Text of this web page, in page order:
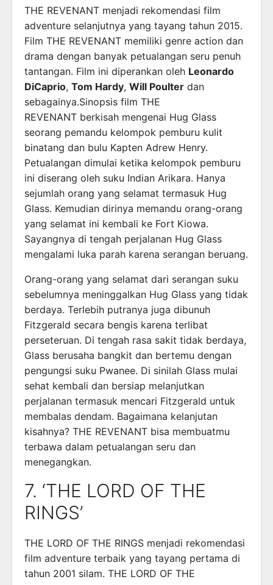
THE REVENANT menjadi rekomendasi film
adventure selanjutnya yang tayang tahun 2015.
Film THE REVENANT memiliki genre action dan
drama dengan banyak petualangan seru penuh
tantangan. Film ini diperankan oleh Leonardo
DiCaprio, Tom Hardy, Will Poulter dan
sebagainya.Sinopsis film THE
REVENANT berkisah mengenai Hug Glass
seorang pemandu kelompok pemburu kulit
binatang dan bulu Kapten Adrew Henry.
Petualangan dimulai ketika kelompok pemburu
ini diserang oleh suku Indian Arikara. Hanya
sejumlah orang yang selamat termasuk Hug
Glass. Kemudian dirinya memandu orang-orang
yang selamat ini kembali ke Fort Kiowa.
Sayangnya di tengah perjalanan Hug Glass
mengalami luka parah karena serangan beruang.
Orang-orang yang selamat dari serangan suku
sebelumnya meninggalkan Hug Glass yang tidak
berdaya. Terlebih putranya juga dibunuh
Fitzgerald secara bengis karena terlibat
perseteruan. Di tengah rasa sakit tidak berdaya,
Glass berusaha bangkit dan bertemu dengan
pengungsi suku Pwanee. Di sinilah Glass mulai
sehat kembali dan bersiap melanjutkan
perjalanan termasuk mencari Fitzgerald untuk
membalas dendam. Bagaimana kelanjutan
kisahnya? THE REVENANT bisa membuatmu
terbawa dalam petualangan seru dan
menegangkan.
7. ‘THE LORD OF THE
RINGS’
THE LORD OF THE RINGS menjadi rekomendasi
film adventure terbaik yang tayang pertama di
tahun 2001 silam. THE LORD OF THE